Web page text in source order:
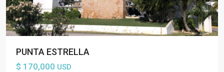
PUNTA ESTRELLA
$ 170,000 USD